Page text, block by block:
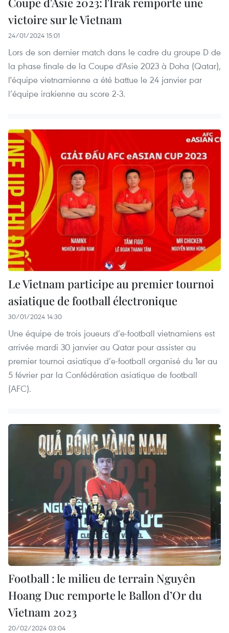
victoire sur le Vietnam
24/01/2024 15:01
Lors de son dernier match dans le cadre du groupe D de
la phase finale de la Coupe d'Asie 2023 à Doha (Qatar),
l'équipe vietnamienne a été battue le 24 janvier par
l’équipe irakienne au score 2-3.
Le Vietnam participe au premier tournoi
asiatique de football électronique
30/01/2024 14:30
Une équipe de trois joueurs d’e-football vietnamiens est
arrivée mardi 30 janvier au Qatar pour assister au
premier tournoi asiatique d’e-football organisé du 1er au
5 février par la Confédération asiatique de football
(AFC).
Football : le milieu de terrain Nguyên
Hoang Duc remporte le Ballon d’Or du
Vietnam 2023
20/02/2024 03:04